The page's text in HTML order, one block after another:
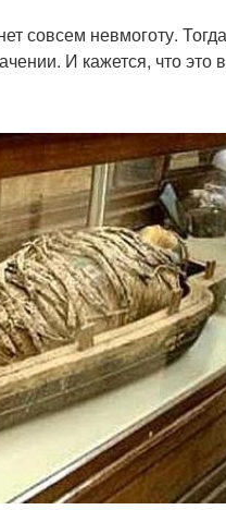
совсем невмоготу.
И кажется, что